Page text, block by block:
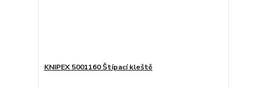
KNIPEX 5001160 Štípací kleště